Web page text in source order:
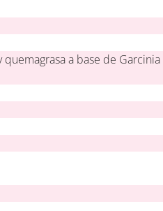
a base de